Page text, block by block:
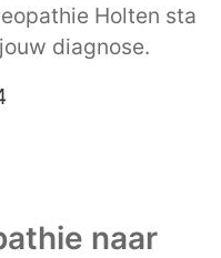
Holten sta
diagnose.
naar